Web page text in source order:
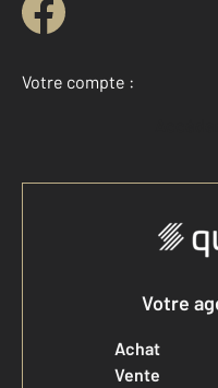
Votre compte :
Votre
Achat
Vente